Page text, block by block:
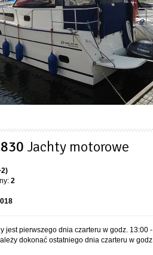
Jachty motorowe
2
jest pierwszego dnia czarteru w godz. 13:00
dokonać ostatniego dnia czarteru w